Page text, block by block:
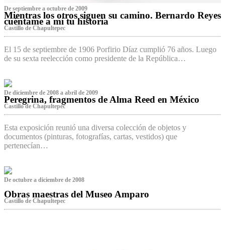
De septiembre a octubre de 2009
Mientras los otros siguen su camino. Bernardo Reyes
cuéntame a mí tu historia
Castillo de Chapultepec
El 15 de septiembre de 1906 Porfirio Díaz cumplió 76 años. Luego
de su sexta reelección como presidente de la República…
De diciembre de 2008 a abril de 2009
Peregrina, fragmentos de Alma Reed en México
Castillo de Chapultepec
Esta exposición reunió una diversa colección de objetos y
documentos (pinturas, fotografías, cartas, vestidos) que
pertenecían…
De octubre a diciembre de 2008
Obras maestras del Museo Amparo
Castillo de Chapultepec